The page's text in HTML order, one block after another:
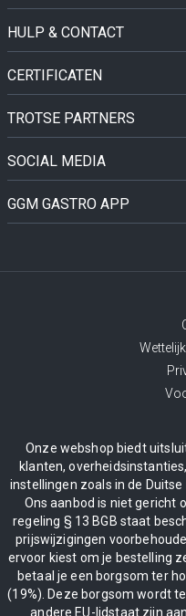
HULP & CONTACT
CERTIFICATEN
TROTSE PARTNERS
SOCIAL MEDIA
GGM GASTRO APP
Onze webshop biedt
klanten,
instellingen zoals in de
Ons aanbod is niet gericht
regeling § 13 BGB staat
prijswijzigingen
ervoor kiest om je bestelling
betaal je een borgsom ter
(19%). Deze borgsom wordt
andere EU-lidstaat zijn